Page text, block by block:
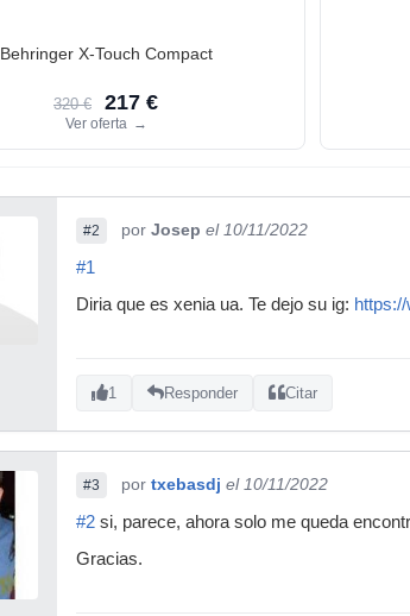
Behringer X-Touch Compact
320 € 217 €
Ver oferta →
#2 por Josep el 10/11/2022
#1
Diria que es xenia ua. Te dejo su ig:
1 Responder Citar
#3 por txebasdj el 10/11/2022
#2 si, parece, ahora solo me queda
Gracias.